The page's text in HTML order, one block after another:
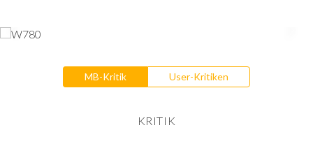
MB-Kritik User-Kritiken
KRITIK